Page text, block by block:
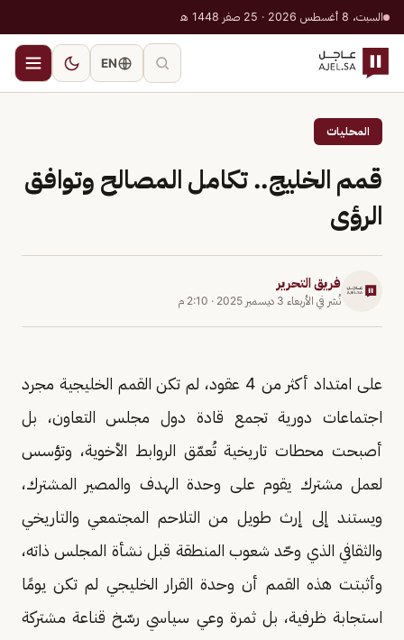
السبت، 8 أغسطس 2026 · 25 صفر 1448 هـ
EN
المحليات
قمم الخليج.. تكامل المصالح وتوافق
الرؤى
فريق التحرير
نُشر في الأربعاء 3 ديسمبر 2025 · 2:10 م
على امتداد أكثر من 4 عقود، لم تكن القمم الخليجية مجرد
اجتماعات دورية تجمع قادة دول مجلس التعاون، بل
أصبحت محطات تاريخية تُعمّق الروابط الأخوية، وتؤسس
لعمل مشترك يقوم على وحدة الهدف والمصير المشترك،
ويستند إلى إرث طويل من التلاحم المجتمعي والتاريخي
والثقافي الذي وحّد شعوب المنطقة قبل نشأة المجلس ذاته،
وأثبتت هذه القمم أن وحدة القرار الخليجي لم تكن يومًا
استجابة ظرفية، بل ثمرة وعي سياسي رسّخ قناعة مشتركة